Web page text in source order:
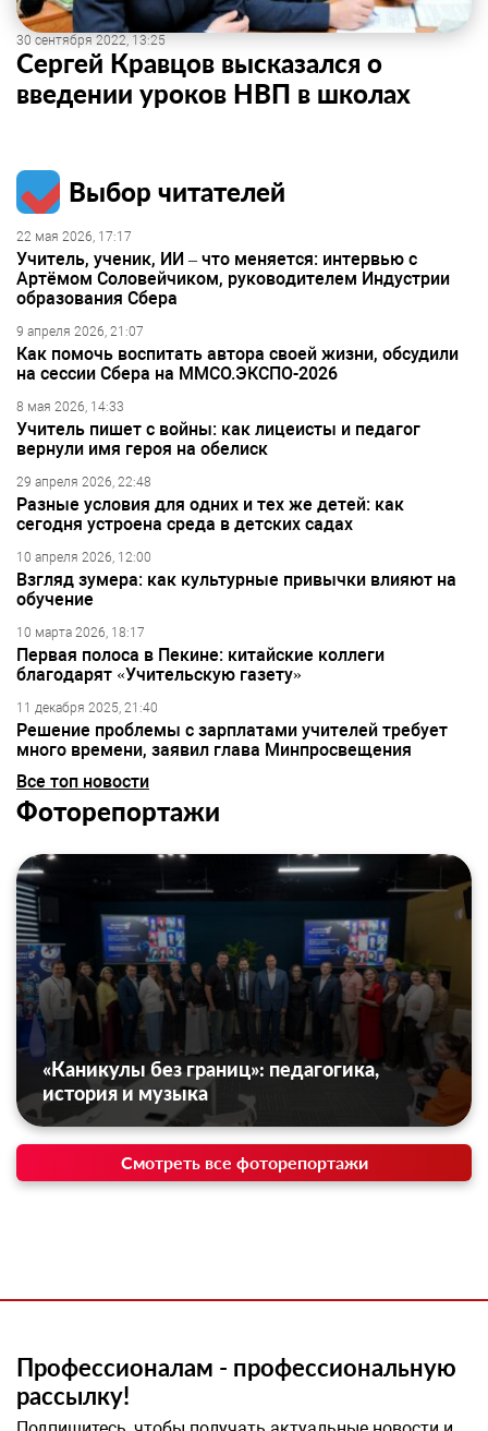
30 сентября 2022, 13:25
Сергей Кравцов высказался о
введении уроков НВП в школах
Выбор читателей
22 мая 2026, 17:17
Учитель, ученик, ИИ – что меняется: интервью с
Артёмом Соловейчиком, руководителем Индустрии
образования Сбера
9 апреля 2026, 21:07
Как помочь воспитать автора своей жизни, обсудили
на сессии Сбера на ММСО.ЭКСПО-2026
8 мая 2026, 14:33
Учитель пишет с войны: как лицеисты и педагог
вернули имя героя на обелиск
29 апреля 2026, 22:48
Разные условия для одних и тех же детей: как
сегодня устроена среда в детских садах
10 апреля 2026, 12:00
Взгляд зумера: как культурные привычки влияют на
обучение
10 марта 2026, 18:17
Первая полоса в Пекине: китайские коллеги
благодарят «Учительскую газету»
11 декабря 2025, 21:40
Решение проблемы с зарплатами учителей требует
много времени, заявил глава Минпросвещения
Все топ новости
Фоторепортажи
«Каникулы без границ»: педагогика,
история и музыка
Смотреть все фоторепортажи
Профессионалам - профессиональную
рассылку!